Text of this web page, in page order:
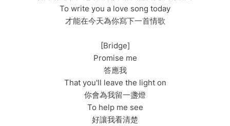
To write you a love song today
才能在今天為你寫下一首情歌
[Bridge]
Promise me
答應我
That you'll leave the light on
你會為我留一盞燈
To help me see
好讓我看清楚